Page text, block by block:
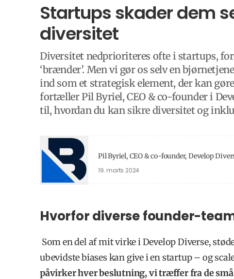
Startups skader dem
diversitet
Diversitet nedprioriteres ofte i startups,
‘brænder’. Men vi gør os selv en
ind som et strategisk element, der kan
fortæller Pil Byriel, CEO & co-founder i
til, hvordan du kan sikre diversitet og
Pil Byriel, CEO & co-founder, Develop
19. marts 2024
Hvorfor diverse founder-
Som en del af mit virke i Develop Diverse,
ubevidste biases kan give i en startup – og
påvirker hver beslutning, vi træffer fra de